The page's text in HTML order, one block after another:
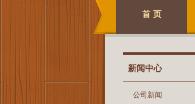
首 页
新闻中心
公司新闻